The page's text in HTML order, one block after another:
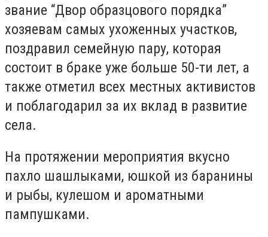
звание “Двор образцового порядка”
хозяевам самых ухоженных участков,
поздравил семейную пару, которая
состоит в браке уже больше 50-ти лет, а
также отметил всех местных активистов
и поблагодарил за их вклад в развитие
села.
На протяжении мероприятия вкусно
пахло шашлыками, юшкой из баранины
и рыбы, кулешом и ароматными
пампушками.